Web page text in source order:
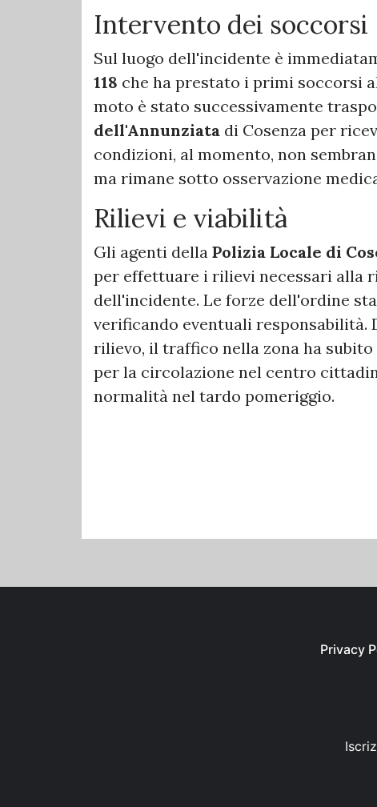
Intervento dei soccorsi
Sul luogo dell'incidente è
118 che ha prestato i primi soccorsi
moto è stato successivamente
dell'Annunziata di Cosenza per
condizioni, al momento, non
ma rimane sotto osservazione
Rilievi e viabilità
Gli agenti della Polizia Locale di
per effettuare i rilievi necessari alla
dell'incidente. Le forze dell'ordine
verificando eventuali responsabilità.
rilievo, il traffico nella zona ha
per la circolazione nel centro
normalità nel tardo pomeriggio.
Privacy